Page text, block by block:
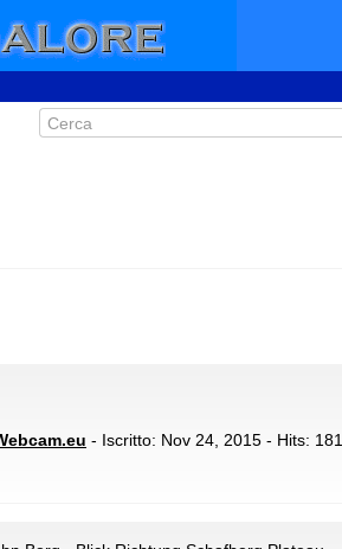
- Iscritto: Nov 24, 2015 - Hits: